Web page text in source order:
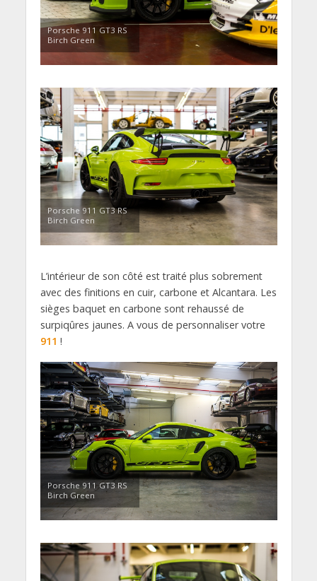
Porsche 911 GT3 RS
Birch Green
Porsche 911 GT3 RS
Birch Green
L’intérieur de son côté est traité plus sobrement
avec des finitions en cuir, carbone et Alcantara. Les
sièges baquet en carbone sont rehaussé de
surpiqûres jaunes. A vous de personnaliser votre
911 !
Porsche 911 GT3 RS
Birch Green